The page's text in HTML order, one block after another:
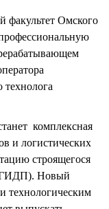
Омского
технолога
комплексная
и логистических
строящегося
(ГИДП). Новый
технологическим